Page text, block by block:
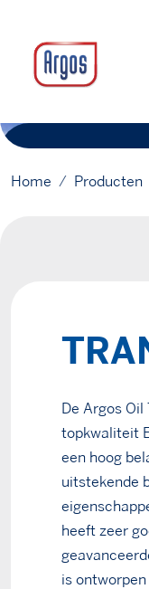
Home Producten
De Argos
topkwaliteit
een hoog
uitstekende
heeft zeer
is